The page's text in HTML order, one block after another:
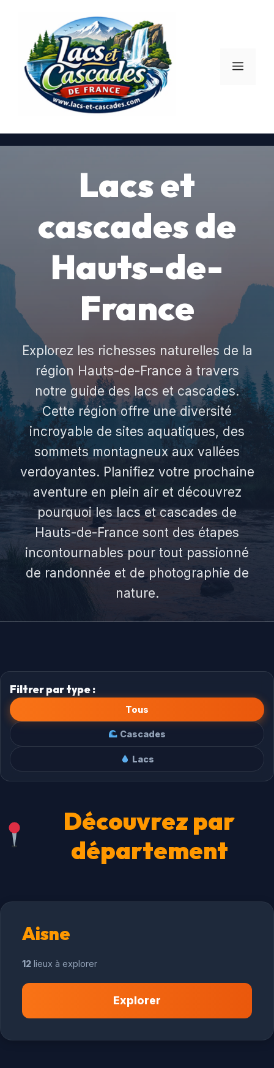
contenu
Menu
Lacs et
cascades de
Hauts-de-
France
Explorez les richesses naturelles de la
région Hauts-de-France à travers
notre guide des lacs et cascades.
Cette région offre une diversité
incroyable de sites aquatiques, des
sommets montagneux aux vallées
verdoyantes. Planifiez votre prochaine
aventure en plein air et découvrez
pourquoi les lacs et cascades de
Hauts-de-France sont des étapes
incontournables pour tout passionné
de randonnée et de photographie de
nature.
Filtrer par type :
Tous
Cascades
Lacs
Découvrez par
département
Aisne
12 lieux à explorer
Explorer